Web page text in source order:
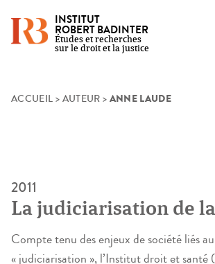
Skip
INSTITUT
ROBERT BADINTER
Études et recherches
sur le droit et la justice
ACCUEIL > AUTEUR > ANNE LAUDE
2011
La judiciarisation de
Compte tenu des enjeux de société liés
« judiciarisation », l’Institut droit et santé